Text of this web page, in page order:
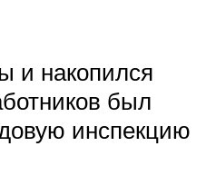
и накопился
был
инспекцию